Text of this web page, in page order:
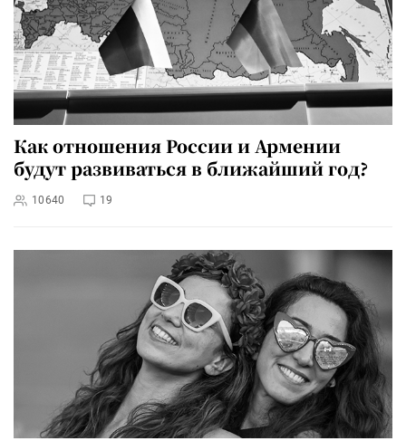
Как отношения России и Армении
будут развиваться в ближайший год?
10640 19